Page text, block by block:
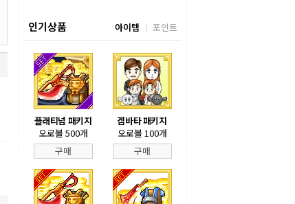
인기상품 아이템 포인트
플래티넘 패키지
오로볼 500개
구매
겜바타 패키지
오로볼 100개
구매